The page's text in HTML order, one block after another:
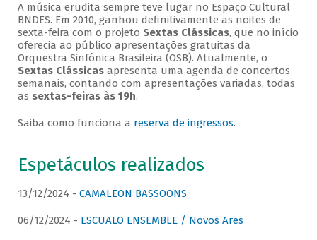
A música erudita sempre teve lugar no Espaço Cultural
BNDES. Em 2010, ganhou definitivamente as noites de
sexta-feira com o projeto Sextas Clássicas, que no início
oferecia ao público apresentações gratuitas da
Orquestra Sinfônica Brasileira (OSB). Atualmente, o
Sextas Clássicasapresenta uma agenda de concertos
semanais, contando com apresentações variadas, todas
as sextas-feiras às 19h.
Saiba como funciona a reserva de ingressos.
Espetáculos realizados
13/12/2024 - CAMALEON BASSOONS
06/12/2024 - ESCUALO ENSEMBLE / Novos Ares